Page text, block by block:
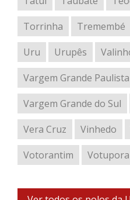
Torrinha
Tremembé
Uru
Urupês
Vargem Grande Paulista
Vargem Grande do Sul
Vera Cruz
Vinhedo
Votorantim